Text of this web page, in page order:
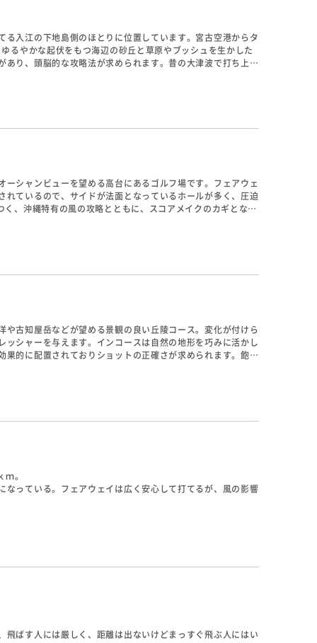
入江の下地島側のほとりに位置しています。宮古空港からタ
るやかな起伏をもつ海辺の砂丘と草原やブッシュを生かした
り、頭脳的な攻略法が求められます。昔の大津波で打ち上げ
ムクドリやケリなども見ることができるかもしれません。
シャンビューを望める高台にあるゴルフ場です。フェアウェ
ているので、サイドが法面となっているホールが多く、圧迫
、沖縄特有の風の攻略とともに、スコアメイクのカギとなり
セカンドショットの距離感がポイントです。
古知屋岳などが望める景観の良い丘陵コース。変化が付けら
シャーを与えます。インコースは自然の地形を巧みに活かし
的に配置されておりショットの正確さが求められます。飽く
ｍ。
なっている。フェアウェイは広く安心して打てるが、風の影響
物が植えられているので、南国気分を味わいながらプレーを
もある。
ばす人には厳しく、距離は出ないけどまっすぐ飛ぶ人にはい